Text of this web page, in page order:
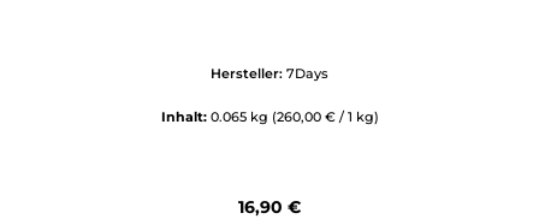
Hersteller: 7Days
Inhalt: 0.065 kg (260,00 € / 1 kg)
Regulärer Preis:
16,90 €